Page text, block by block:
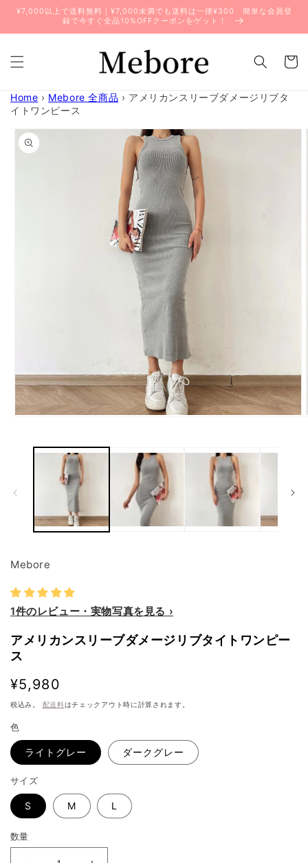
ンツに
¥7,000以上で送料無料｜¥7,000未満でも送料は一律¥300 簡単な会員登
録で今すぐ全品10%OFFクーポンをゲット！
ー
Home › Mebore 全商品 › アメリカンスリーブダメージリブタ
イトワンピース
商品情
報にス
キップ
デ
く
Mebore
1件のレビュー
アメリカンスリーブダメージリブタイトワンピー
ス
通
常
格
¥5,980
税込み。 配送料はチェックアウト時に計算されます。
色
ライトグレー ダークグレー
サイズ
S M L
数量